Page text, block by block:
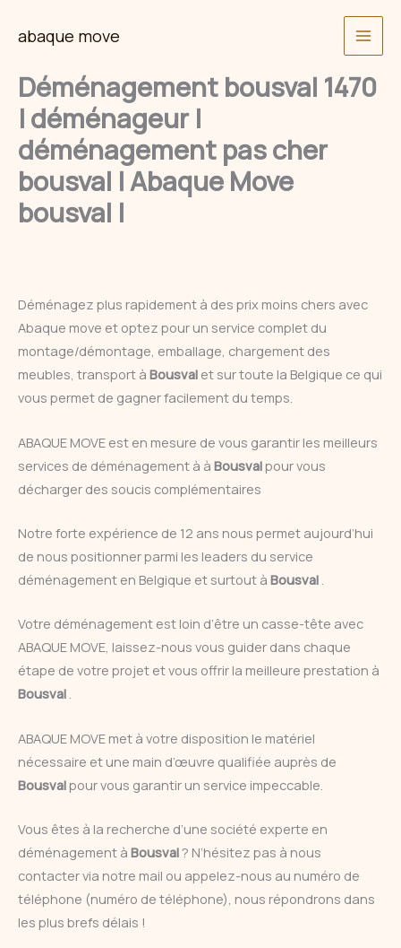
abaque move
Déménagement bousval 1470
| déménageur |
déménagement pas cher
bousval | Abaque Move
bousval |
Déménagez plus rapidement à des prix moins chers avec
Abaque move et optez pour un service complet du
montage/démontage, emballage, chargement des
meubles, transport à Bousval et sur toute la Belgique ce qui
vous permet de gagner facilement du temps.
ABAQUE MOVE est en mesure de vous garantir les meilleurs
services de déménagement à à Bousvalpour vous
décharger des soucis complémentaires
Notre forte expérience de 12 ans nous permet aujourd’hui
de nous positionner parmi les leaders du service
déménagement en Belgique et surtout à Bousval
Votre déménagement est loin d’être un casse-tête avec
ABAQUE MOVE, laissez-nous vous guider dans chaque
étape de votre projet et vous offrir la meilleure prestation à
Bousval .
ABAQUE MOVE met à votre disposition le matériel
nécessaire et une main d’œuvre qualifiée auprès de
Bousvalpour vous garantir un service impeccable.
Vous êtes à la recherche d’une société experte en
déménagement à Bousval? N’hésitez pas à nous
contacter via notre mail ou appelez-nous au numéro de
téléphone (numéro de téléphone), nous répondrons dans
les plus brefs délais !